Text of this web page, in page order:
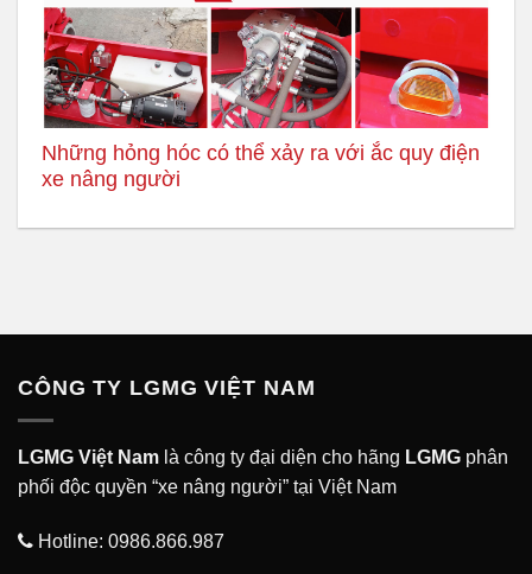
Những hỏng hóc có thể xảy ra với ắc quy điện
xe nâng người
CÔNG TY LGMG VIỆT NAM
LGMG Việt Nam là công ty đại diện cho hãng LGMG phân
phối độc quyền “xe nâng người” tại Việt Nam
Hotline: 0986.866.987